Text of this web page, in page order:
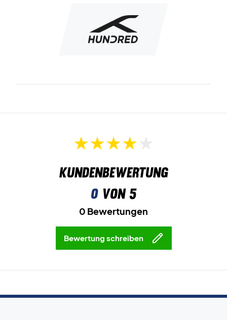
Kundenbewertung
0von 5
0 Bewertungen
Bewertung schreiben